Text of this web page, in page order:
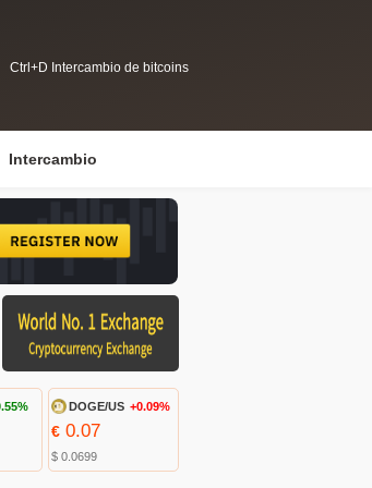
Ctrl+D Intercambio de bitcoins
Intercambio
DOGE/US +0.09%
€ 0.07
$ 0.0699